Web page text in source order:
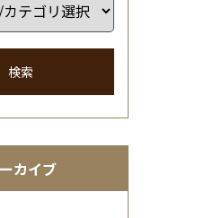
検索
カイブ